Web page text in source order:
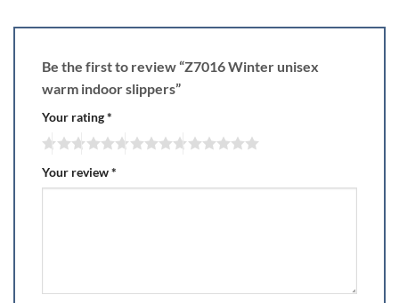
Be the first to review “Z7016 Winter unisex
warm indoor slippers”
Your rating*
Your review*